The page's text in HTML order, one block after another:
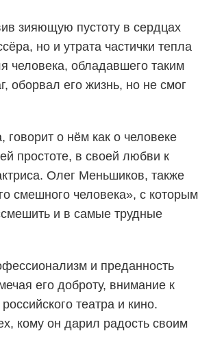
зияющую пустоту в сердцах
но и утрата частички тепла
человека, обладавшего таким
оборвал его жизнь, но не смог
о нём как о человеке
простоте, в своей любви к
Олег Меньшиков, также
смешного человека», с которым
и в самые трудные
и преданность
его доброту, внимание к
театра и кино.
кому он дарил радость своим